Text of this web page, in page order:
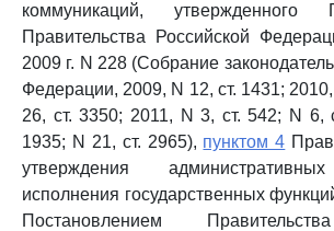
коммуникаций, утвержденного
Правительства Российской
2009 г. N 228 (Собрание
Федерации, 2009, N 12, ст. 1431; 2010,
26, ст. 3350; 2011, N 3, ст. 542; N 6,
1935; N 21, ст. 2965), пунктом 4
утверждения
исполнения государственных
Постановлением